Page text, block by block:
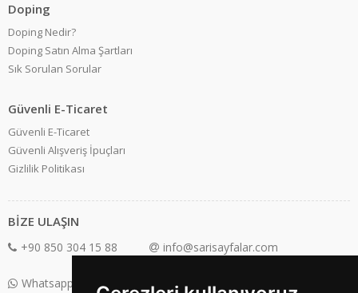
Doping
Doping Nedir?
Doping Satın Alma Şartları
Sık Sorulan Sorular
Güvenli E-Ticaret
Güvenli E-Ticaret
Güvenli Alışveriş İpuçları
Gizlilik Politikası
BİZE ULAŞIN
+90 850 304 15 88 info@sarisayfalar.com
Whatsapp Destek: +90 850 304 15 88